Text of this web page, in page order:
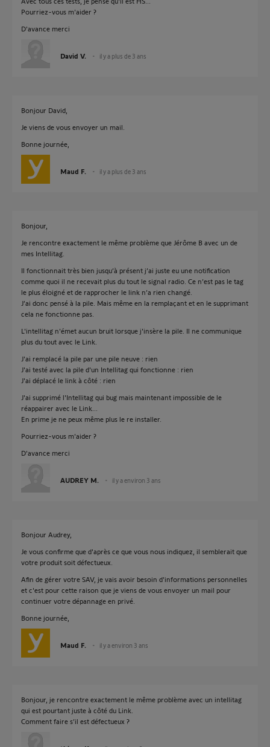
Pourriez-vous m'aider ?
D'avance merci
David V. il y a plus de 3 ans
Bonjour David,
Je viens de vous envoyer un mail.
Bonne journée,
Maud F. il y a plus de 3 ans
Bonjour,
Je rencontre exactement le même problème que Jérôme B avec un de
mes Intellitag.
Il fonctionnait très bien jusqu’à présent j’ai juste eu une notification
comme quoi il ne recevait plus du tout le signal radio. Ce n’est pas le tag
le plus éloigné et de rapprocher le link n’a rien changé.
J’ai donc pensé à la pile. Mais même en la remplaçant et en le supprimant
cela ne fonctionne pas.
L'intellitag n'émet aucun bruit lorsque j'insère la pile. Il ne communique
plus du tout avec le Link.
J'ai remplacé la pile par une pile neuve : rien
J'ai testé avec la pile d'un Intellitag qui fonctionne : rien
J'ai déplacé le link à côté : rien
J'ai supprimé l'Intellitag qui bug mais maintenant impossible de le
réappairer avec le Link...
En prime je ne peux même plus le re installer.
Pourriez-vous m'aider ?
D'avance merci
AUDREY M. il y a environ 3 ans
Bonjour Audrey,
Je vous confirme que d'après ce que vous nous indiquez, il semblerait que
votre produit soit défectueux.
Afin de gérer votre SAV, je vais avoir besoin d'informations personnelles
et c'est pour cette raison que je viens de vous envoyer un mail pour
continuer votre dépannage en privé.
Bonne journée,
Maud F. il y a environ 3 ans
Bonjour, je rencontre exactement le même problème avec un intellitag
qui est pourtant juste à côté du Link.
Comment faire s’il est défectueux ?